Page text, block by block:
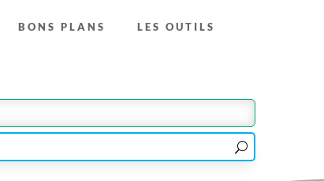
BONS PLANS LES OUTILS